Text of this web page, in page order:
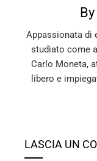
Appassionata di
studiato come
Carlo Moneta,
libero e
LASCIA UN